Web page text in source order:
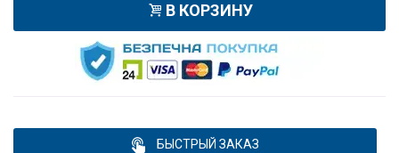
В КОРЗИНУ
БЫСТРЫЙ ЗАКАЗ